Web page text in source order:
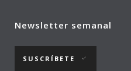
Newsletter semanal
SUSCRÍBETE